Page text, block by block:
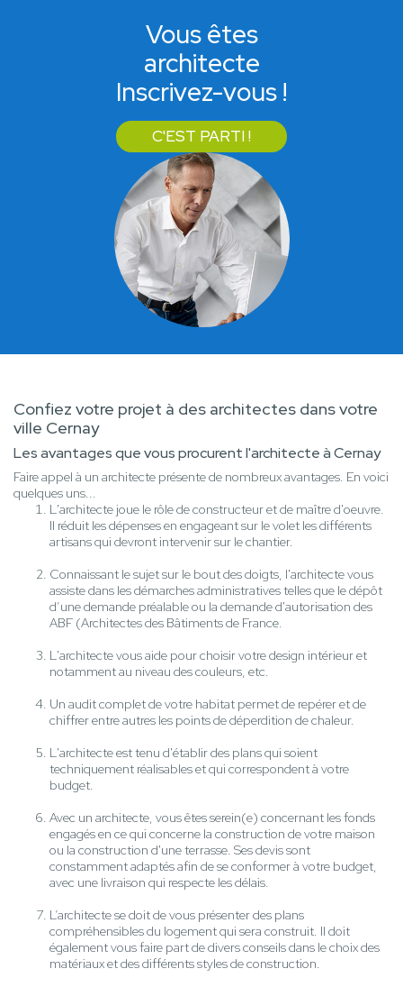
Vous êtes
architecte
Inscrivez-vous !
C'EST PARTI !
Confiez votre projet à des architectes dans votre
ville Cernay
Les avantages que vous procurent l'architecte à Cernay
Faire appel à un architecte présente de nombreux avantages. En voici
quelques uns...
L'architecte joue le rôle de constructeur et de maître d'oeuvre.
Il réduit les dépenses en engageant sur le volet les différents
artisans qui devront intervenir sur le chantier.
Connaissant le sujet sur le bout des doigts, l'architecte vous
assiste dans les démarches administratives telles que le dépôt
d’une demande préalable ou la demande d'autorisation des
ABF (Architectes des Bâtiments de France.
L'architecte vous aide pour choisir votre design intérieur et
notamment au niveau des couleurs, etc.
Un audit complet de votre habitat permet de repérer et de
chiffrer entre autres les points de déperdition de chaleur.
L'architecte est tenu d'établir des plans qui soient
techniquement réalisables et qui correspondent à votre
budget.
Avec un architecte, vous êtes serein(e) concernant les fonds
engagés en ce qui concerne la construction de votre maison
ou la construction d'une terrasse. Ses devis sont
constamment adaptés afin de se conformer à votre budget,
avec une livraison qui respecte les délais.
L’architecte se doit de vous présenter des plans
compréhensibles du logement qui sera construit. Il doit
également vous faire part de divers conseils dans le choix des
matériaux et des différents styles de construction.